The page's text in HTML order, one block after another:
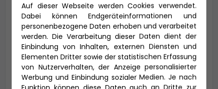
E-Mail *
Telefon *
Auf dieser Webseite werden Cookies verwendet.
Dabei können Endgeräteinformationen und
personenbezogene Daten erhoben und verarbeitet
werden. Die Verarbeitung dieser Daten dient der
Einbindung von Inhalten, externen Diensten und
Elementen Dritter sowie der statistischen Erfassung
von Nutzerverhalten, der Anzeige personalisierter
Werbung und Einbindung sozialer Medien. Je nach